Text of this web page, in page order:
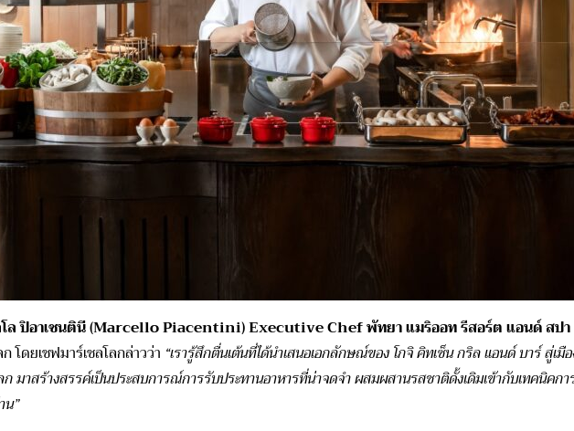
ล ปิอาเชนตินี (Marcello Piacentini) Executive Chef พัทยา แมริออท รีสอร์ต แอนด์ สปา
โดยเชฟมาร์เชลโลกล่าวว่า “เรารู้สึกตื่นเต้นที่ได้นำเสนอเอกลักษณ์ของ โกจิ คิทเซ็น กริล แอนด์ บาร์ สู่เ
าสร้างสรรค์เป็นประสบการณ์การรับประทานอาหารที่น่าจดจำ ผสมผสานรสชาติดั้งเดิมเข้ากับเทคนิคกา
น”